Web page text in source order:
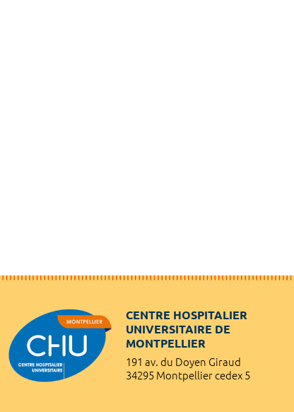
CENTRE HOSPITALIER
UNIVERSITAIRE DE
MONTPELLIER
191 av. du Doyen Giraud
34295 Montpellier cedex 5